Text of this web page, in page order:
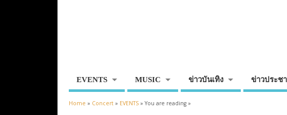
EVENTS MUSIC ข่าวบันเทิง ข่าวประช
Home » Concert » EVENTS » You are reading »